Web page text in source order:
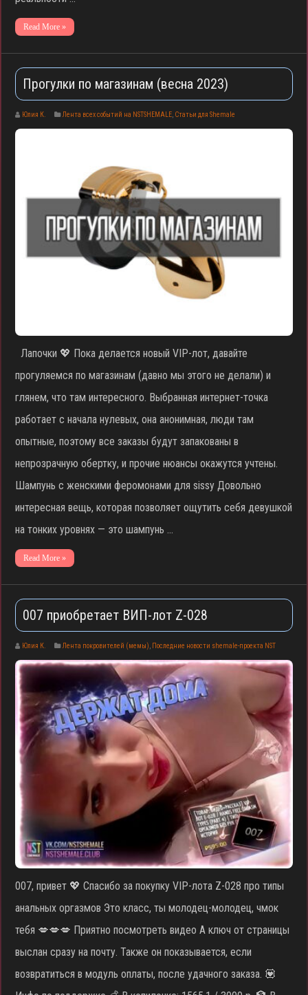
Read More »
Прогулки по магазинам (весна 2023)
Юлия К. Лента всех событий на NSTSHEMALE Статьи для Shemale
Лапочки 💖 Пока делается новый VIP-лот, давайте
прогуляемся по магазинам (давно мы этого не делали) и
глянем, что там интересного. Выбранная интернет-точка
работает с начала нулевых, она анонимная, люди там
опытные, поэтому все заказы будут запакованы в
непрозрачную обертку, и прочие нюансы окажутся учтены.
Шампунь c женскими феромонами для sissy Довольно
интересная вещь, которая позволяет ощутить себя девушкой
на тонких уровнях — это шампунь …
Read More »
007 приобретает ВИП-лот Z-028
Юлия К. Лента покровителей (мемы) Последние новости shemale-проекта NST
007, привет 💖 Спасибо за покупку VIP-лота Z-028 про типы
анальных оргазмов Это класс, ты молодец-молодец, чмок
тебя 💋💋💋 Приятно посмотреть видео А ключ от страницы
выслан сразу на почту. Также он показывается, если
возвратиться в модуль оплаты, после удачного заказа. 💟